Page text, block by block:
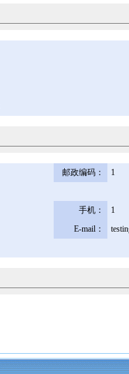
邮政编码：
1
手机：
1
E-mail：